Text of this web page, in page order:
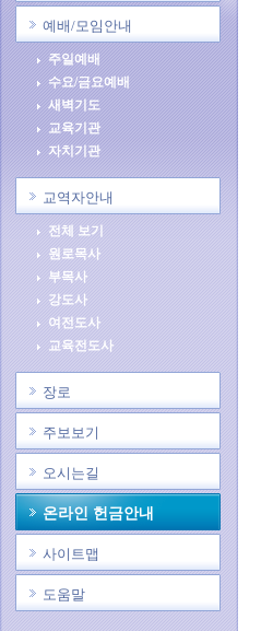
예배/모임안내
주일예배
수요/금요예배
새벽기도
교육기관
자치기관
교역자안내
전체 보기
원로목사
부목사
강도사
여전도사
교육전도사
장로
주보보기
오시는길
온라인 헌금안내
사이트맵
도움말